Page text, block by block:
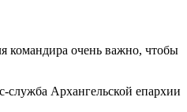
командира очень важно, чтобы
служба Архангельской епархии